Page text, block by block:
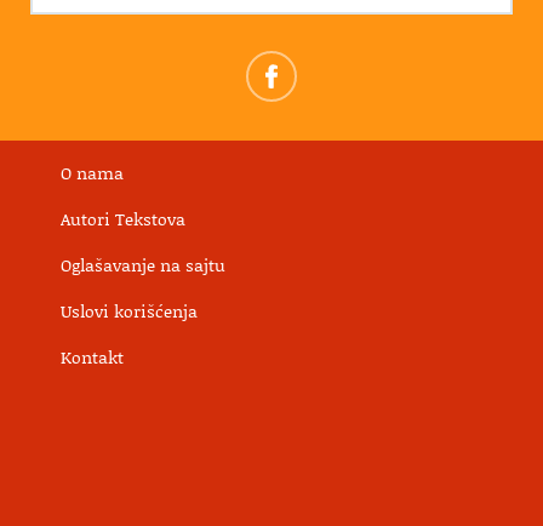
O nama
Autori Tekstova
Oglašavanje na sajtu
Uslovi korišćenja
Kontakt